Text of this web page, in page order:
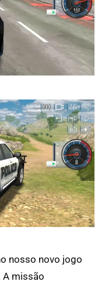
nosso novo jogo
A missão